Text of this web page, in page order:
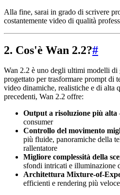
Alla fine, sarai in grado di scrivere
costantemente video di qualità
2. Cos'è Wan 2.2?#
Wan 2.2 è uno degli ultimi modelli di
progettato per trasformare prompt di
video dinamiche, realistiche e di alta
precedenti, Wan 2.2 offre:
Output a risoluzione più alta
consumer
Controllo del movimento
più fluide, panoramiche della
rallentatore
Migliore complessità della
sfondi intricati e illuminazione
Architettura Mixture-of-
efficienti e rendering più veloce